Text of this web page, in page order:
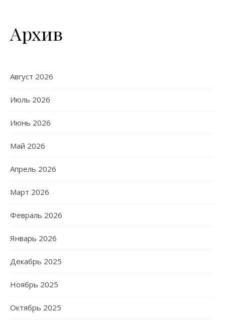
Архив
Август 2026
Июль 2026
Июнь 2026
Май 2026
Апрель 2026
Март 2026
Февраль 2026
Январь 2026
Декабрь 2025
Ноябрь 2025
Октябрь 2025